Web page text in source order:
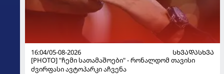
16:04/05-08-2026
ᲡᲮᲕᲐᲓᲐᲡᲮᲕᲐ
[PHOTO] "ჩემი სათამაშოები" - რონალდომ თავისი
ძვირფასი ავტოპარკი აჩვენა